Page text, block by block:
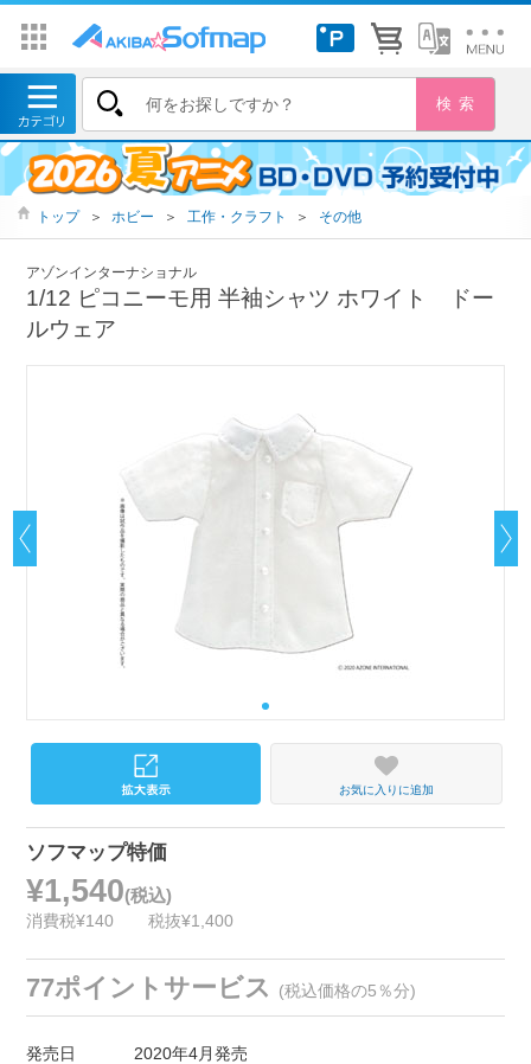
トップ ＞ ホビー ＞ 工作・クラフト ＞ その他
アゾンインターナショナル
1/12 ピコニーモ用 半袖シャツ ホワイト ドー
ルウェア
お気に入りに追加
ソフマップ特価
¥1,540(税込)
消費税¥140 税抜¥1,400
77ポイントサービス (税込価格の5％分)
発売日 2020年4月発売